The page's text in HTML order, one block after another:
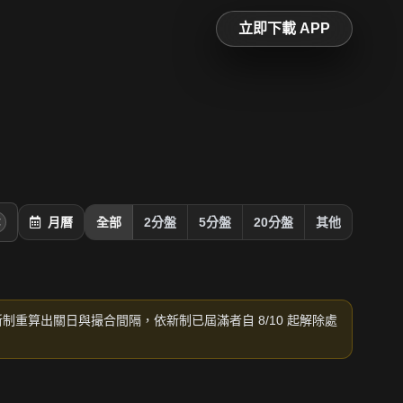
立即下載 APP
月曆 全部 2分盤 5分盤 20分盤 其他
重算出關日與撮合間隔，依新制已屆滿者自 8/10 起解除處